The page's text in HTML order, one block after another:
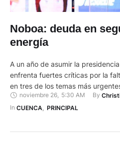
Noboa: deuda en
energía
A un año de asumir la
enfrenta fuertes críticas por la
en tres de los temas más
seguridad, el empleo y la energía
especialmente, la sensación de
noviembre 26, 5:30 AM By
In CUENCA PRINCIPAL